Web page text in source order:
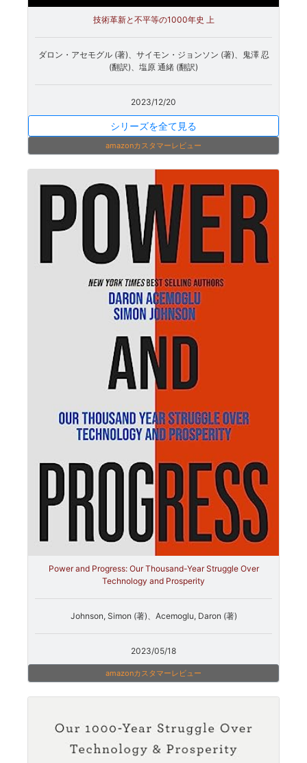
技術革新と不平等の1000年史 上
ダロン・アセモグル (著)、サイモン・ジョンソン (著)、鬼澤 忍
(翻訳)、塩原 通緒 (翻訳)
2023/12/20
シリーズを全て見る
amazonカスタマーレビュー
Power and Progress: Our Thousand-Year Struggle Over
Technology and Prosperity
Johnson, Simon (著)、Acemoglu, Daron (著)
2023/05/18
amazonカスタマーレビュー